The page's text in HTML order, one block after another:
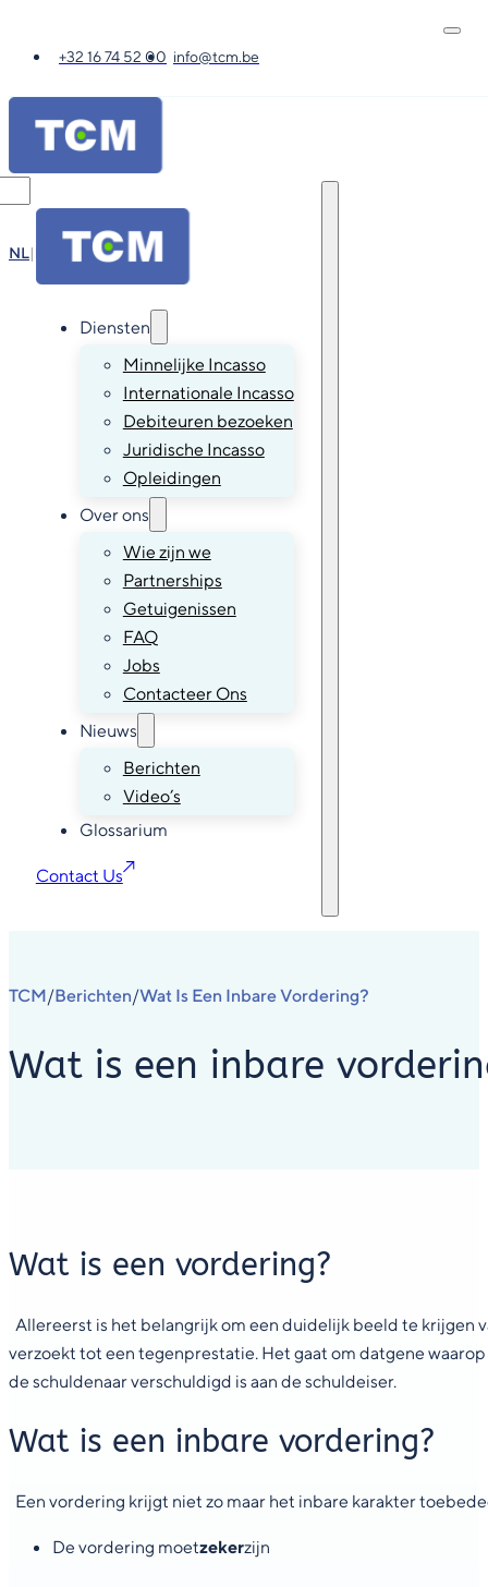
+32 16 74 52 00 info@tcm.be
NL| DE
Diensten
Minnelijke Incasso
Internationale Incasso
Debiteuren bezoeken
Juridische Incasso
Opleidingen
Over ons
Wie zijn we
Partnerships
Getuigenissen
FAQ
Jobs
Contacteer Ons
Nieuws
Berichten
Video’s
Glossarium
Contact Us
TCM/Berichten/Wat Is Een Inbare Vordering?
Wat is een inbare
Wat is een vordering?
Allereerst is het belangrijk om een duidelijk beeld te krijgen
verzoekt tot een tegenprestatie. Het gaat om datgene
de schuldenaar verschuldigd is aan de schuldeiser.
Wat is een inbare vordering?
Een vordering krijgt niet zo maar het inbare karakter
De vordering moetzekerzijn